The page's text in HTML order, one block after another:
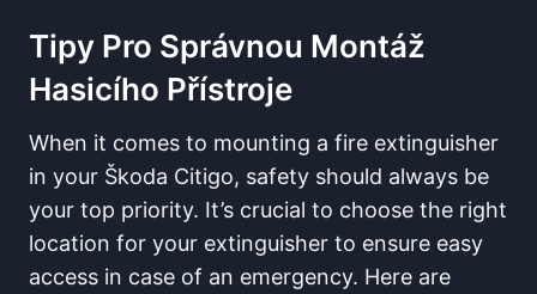
Tipy Pro Správnou Montáž
Hasicího Přístroje
When it comes to mounting a fire extinguisher
in your Škoda Citigo, safety should always be
your top priority. It’s crucial to choose the right
location for your extinguisher to ensure easy
access in case of an emergency. Here are